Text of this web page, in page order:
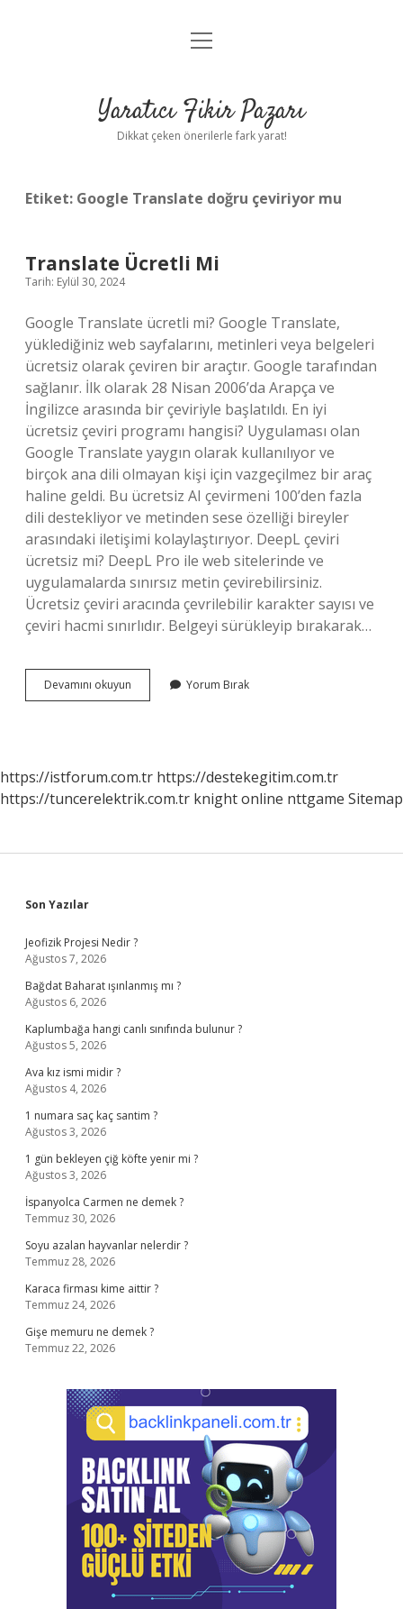
Anasayfa
Yasal Uyarı
menüyü
Yaratıcı Fikir Pazarı
Dikkat çeken önerilerle fark yarat!
Etiket: Google Translate doğru çeviriyor mu
Translate Ücretli Mi
Tarih: Eylül 30, 2024
Google Translate ücretli mi? Google Translate,
yüklediğiniz web sayfalarını, metinleri veya belgeleri
ücretsiz olarak çeviren bir araçtır. Google tarafından
sağlanır. İlk olarak 28 Nisan 2006’da Arapça ve
İngilizce arasında bir çeviriyle başlatıldı. En iyi
ücretsiz çeviri programı hangisi? Uygulaması olan
Google Translate yaygın olarak kullanılıyor ve
birçok ana dili olmayan kişi için vazgeçilmez bir araç
haline geldi. Bu ücretsiz AI çevirmeni 100’den fazla
dili destekliyor ve metinden sese özelliği bireyler
arasındaki iletişimi kolaylaştırıyor. DeepL çeviri
ücretsiz mi? DeepL Pro ile web sitelerinde ve
uygulamalarda sınırsız metin çevirebilirsiniz.
Ücretsiz çeviri aracında çevrilebilir karakter sayısı ve
çeviri hacmi sınırlıdır. Belgeyi sürükleyip bırakarak…
Devamını okuyun Translate
Ücretli
Yorum Bırak
https://istforum.com.tr https://destekegitim.com.tr
https://tuncerelektrik.com.tr knight online nttgame Sitemap
Sidebar
Son Yazılar
Jeofizik Projesi Nedir ?
Ağustos 7, 2026
Bağdat Baharat ışınlanmış mı ?
Ağustos 6, 2026
Kaplumbağa hangi canlı sınıfında bulunur ?
Ağustos 5, 2026
Ava kız ismi midir ?
Ağustos 4, 2026
1 numara saç kaç santim ?
Ağustos 3, 2026
1 gün bekleyen çiğ köfte yenir mi ?
Ağustos 3, 2026
İspanyolca Carmen ne demek ?
Temmuz 30, 2026
Soyu azalan hayvanlar nelerdir ?
Temmuz 28, 2026
Karaca firması kime aittir ?
Temmuz 24, 2026
Gişe memuru ne demek ?
Temmuz 22, 2026